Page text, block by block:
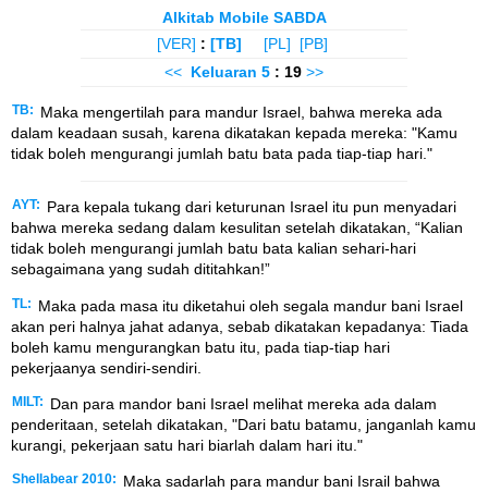
Alkitab Mobile SABDA
[VER] : [TB] [PL]
[PB]
<< Keluaran 5 : 19 >>
TB:
Maka mengertilah para mandur Israel, bahwa mereka ada
dalam keadaan susah, karena dikatakan kepada mereka: "Kamu
tidak boleh mengurangi jumlah batu bata pada tiap-tiap hari."
AYT:
Para kepala tukang dari keturunan Israel itu pun menyadari
bahwa mereka sedang dalam kesulitan setelah dikatakan, “Kalian
tidak boleh mengurangi jumlah batu bata kalian sehari-hari
sebagaimana yang sudah dititahkan!”
TL:
Maka pada masa itu diketahui oleh segala mandur bani Israel
akan peri halnya jahat adanya, sebab dikatakan kepadanya: Tiada
boleh kamu mengurangkan batu itu, pada tiap-tiap hari
pekerjaanya sendiri-sendiri.
MILT:
Dan para mandor bani Israel melihat mereka ada dalam
penderitaan, setelah dikatakan, "Dari batu batamu, janganlah kamu
kurangi, pekerjaan satu hari biarlah dalam hari itu."
Shellabear 2010:
Maka sadarlah para mandur bani Israil bahwa